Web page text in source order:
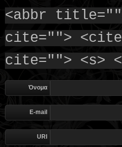
<abbr
cite="">
cite=""> <s>
Όνομα
E-mail
URI